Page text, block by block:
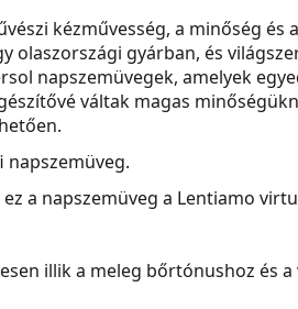
kézművesség, a minőség és
olaszországi gyárban, és
napszemüvegek, amelyek
váltak magas
napszemüveg.
a napszemüveg a Lentiamo
illik a meleg bőrtónushoz és